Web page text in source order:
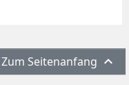
Zum Seitenanfang 